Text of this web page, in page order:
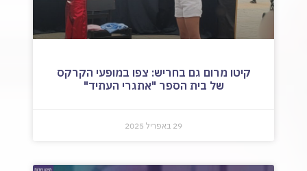
קיטו מרום גם בחריש: צפו במופעי הקרקס
של בית הספר "אתגרי העתיד"
29 באפריל 2025